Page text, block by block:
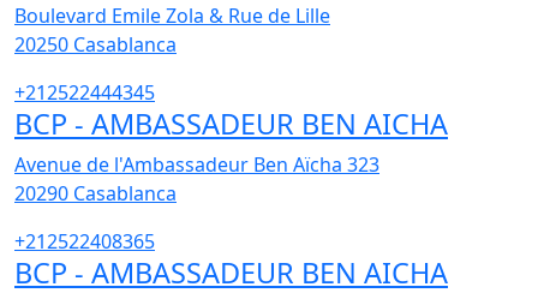
Boulevard Emile Zola & Rue de Lille
20250 Casablanca
+212522444345
BCP - AMBASSADEUR BEN AICHA
Avenue de l'Ambassadeur Ben Aïcha 323
20290 Casablanca
+212522408365
BCP - AMBASSADEUR BEN AICHA